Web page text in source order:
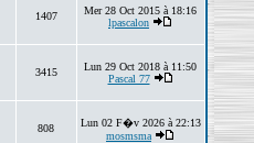
1407
Mer 28 Oct 2015 à 18:16
lpascalon
3415
Lun 29 Oct 2018 à 11:50
Pascal 77
808
Lun 02 F�v 2026 à 22:13
mosmsma